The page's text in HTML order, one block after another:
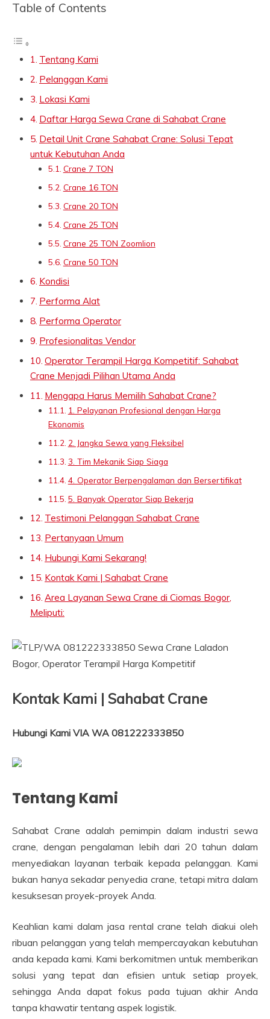
Table of Contents
Tentang Kami
Pelanggan Kami
Lokasi Kami
Daftar Harga Sewa Crane di Sahabat Crane
Detail Unit Crane Sahabat Crane: Solusi Tepat
untuk Kebutuhan Anda
Crane 7 TON
Crane 16 TON
Crane 20 TON
Crane 25 TON
Crane 25 TON Zoomlion
Crane 50 TON
Kondisi
Performa Alat
Performa Operator
Profesionalitas Vendor
Operator Terampil Harga Kompetitif: Sahabat
Crane Menjadi Pilihan Utama Anda
Mengapa Harus Memilih Sahabat Crane?
1. Pelayanan Profesional dengan Harga
Ekonomis
2. Jangka Sewa yang Fleksibel
3. Tim Mekanik Siap Siaga
4. Operator Berpengalaman dan Bersertifikat
5. Banyak Operator Siap Bekerja
Testimoni Pelanggan Sahabat Crane
Pertanyaan Umum
Hubungi Kami Sekarang!
Kontak Kami | Sahabat Crane
Area Layanan Sewa Crane di Ciomas Bogor,
Meliputi:
Kontak Kami | Sahabat Crane
Hubungi Kami VIA WA 081222333850
Tentang Kami
Sahabat Crane adalah pemimpin dalam industri sewa
crane, dengan pengalaman lebih dari 20 tahun dalam
menyediakan layanan terbaik kepada pelanggan. Kami
bukan hanya sekadar penyedia crane, tetapi mitra dalam
kesuksesan proyek-proyek Anda.
Keahlian kami dalam jasa rental crane telah diakui oleh
ribuan pelanggan yang telah mempercayakan kebutuhan
anda kepada kami. Kami berkomitmen untuk memberikan
solusi yang tepat dan efisien untuk setiap proyek,
sehingga Anda dapat fokus pada tujuan akhir Anda
tanpa khawatir tentang aspek logistik.